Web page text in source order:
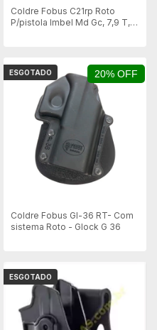
Coldre Fobus C21rp Roto
P/pistola Imbel Md Gc, 7,9 T,
20% OFF
ESGOTADO
Coldre Fobus Gl-36 RT- Com
sistema Roto - Glock G 36
ESGOTADO